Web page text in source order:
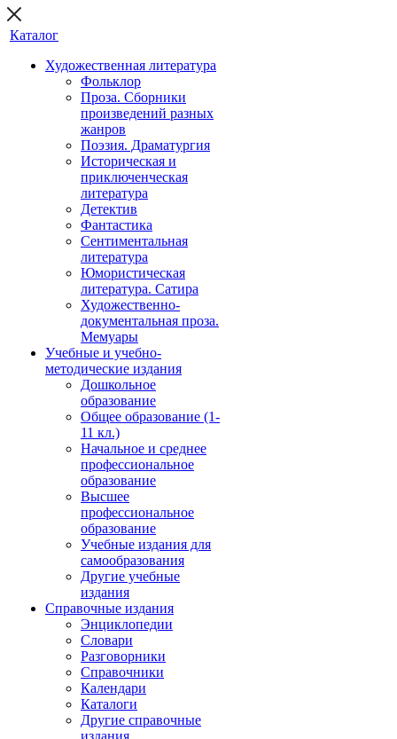
Каталог
Художественная литература
Фольклор
Проза. Сборники
произведений разных
жанров
Поэзия. Драматургия
Историческая и
приключенческая
литература
Детектив
Фантастика
Сентиментальная
литература
Юмористическая
литература. Сатира
Художественно-
документальная проза.
Мемуары
Учебные и учебно-
методические издания
Дошкольное
образование
Общее образование (1-
11 кл.)
Начальное и среднее
профессиональное
образование
Высшее
профессиональное
образование
Учебные издания для
самообразования
Другие учебные
издания
Справочные издания
Энциклопедии
Словари
Разговорники
Справочники
Календари
Каталоги
Другие справочные
издания